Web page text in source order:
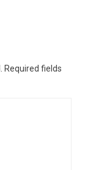
Required fields